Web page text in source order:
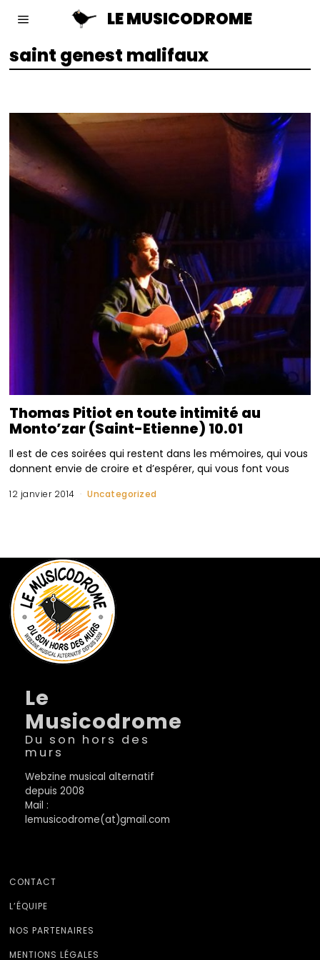
LE MUSICODROME
saint genest malifaux
Thomas Pitiot en toute intimité au
Monto’zar (Saint-Etienne) 10.01
Il est de ces soirées qui restent dans les mémoires, qui vous
donnent envie de croire et d’espérer, qui vous font vous
12 janvier 2014 Uncategorized
Le
Musicodrome
Du son hors des
murs
Webzine musical alternatif
depuis 2008
Mail :
lemusicodrome(at)gmail.com
CONTACT
L’ÉQUIPE
NOS PARTENAIRES
MENTIONS LÉGALES